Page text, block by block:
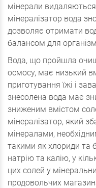
мінерали
мінералізатор вода
дозволяє отримати
балансом для
Вода, що пройшла
осмосу, має низький
приготування їжі і
знесолена вода має
зниженим вмістом
мінералізатор, який
мінералами,
такими як хлориди та
натрію та калію, у
цих солей у
продовольчих